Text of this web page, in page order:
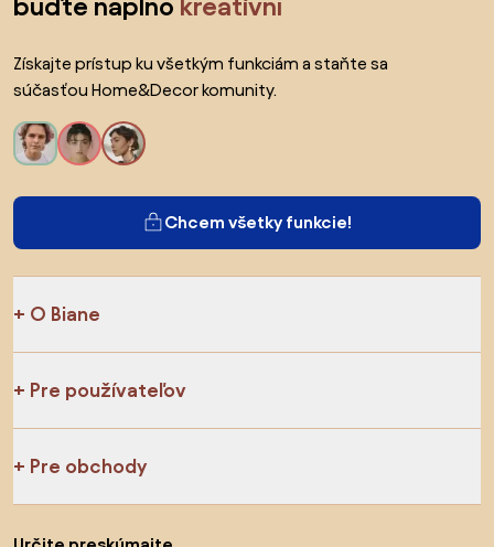
buďte naplno kreatívni
Získajte prístup ku všetkým funkciám a staňte sa
súčasťou Home&Decor komunity.
Chcem všetky funkcie!
O Biane
Pre používateľov
Pre obchody